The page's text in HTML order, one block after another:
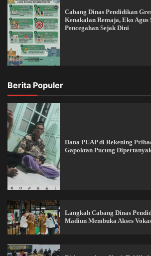
Cabang Dinas Pendidikan
Kenakalan Remaja, Eko Agus
Pencegahan Sejak Dini
Berita Populer
Dana PUAP di Rekening
Gapoktan Pucung
Langkah Cabang Dinas
Madiun Membuka Akses